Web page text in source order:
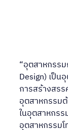
“อุตสาหกรร
Design) เป็น
การสร้างสร
อุตสาหกรรม
ในอุตสาหกร
อุตสาหกรรม